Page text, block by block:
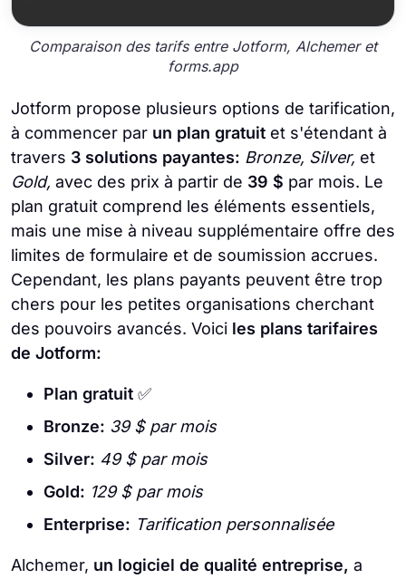
Comparaison des tarifs entre Jotform, Alchemer et
forms.app
Jotform propose plusieurs options de tarification,
à commencer par un plan gratuit et s'étendant à
travers 3 solutions payantes: Bronze, Silver, et
Gold, avec des prix à partir de 39 $ par mois. Le
plan gratuit comprend les éléments essentiels,
mais une mise à niveau supplémentaire offre des
limites de formulaire et de soumission accrues.
Cependant, les plans payants peuvent être trop
chers pour les petites organisations cherchant
des pouvoirs avancés. Voici les plans tarifaires
de Jotform:
Plan gratuit ✅
Bronze: 39 $ par mois
Silver: 49 $ par mois
Gold: 129 $ par mois
Enterprise: Tarification personnalisée
Alchemer, un logiciel de qualité entreprise, a